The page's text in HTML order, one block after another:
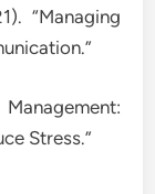
“Managing
Stress.”